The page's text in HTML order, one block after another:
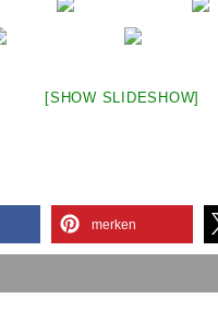
[SHOW SLIDESHOW]
merken